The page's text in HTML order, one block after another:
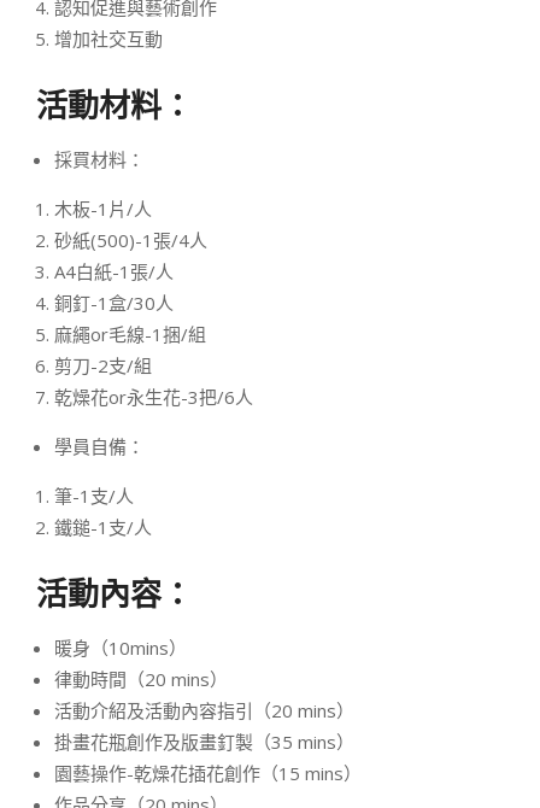
認知促進與藝術創作
增加社交互動
活動材料：
採買材料：
木板-1片/人
砂紙(500)-1張/4人
A4白紙-1張/人
銅釘-1盒/30人
麻繩or毛線-1捆/組
剪刀-2支/組
乾燥花or永生花-3把/6人
學員自備：
筆-1支/人
鐵鎚-1支/人
活動內容：
暖身（10mins）
律動時間（20 mins）
活動介紹及活動內容指引（20 mins）
掛畫花瓶創作及版畫釘製（35 mins）
園藝操作-乾燥花插花創作（15 mins）